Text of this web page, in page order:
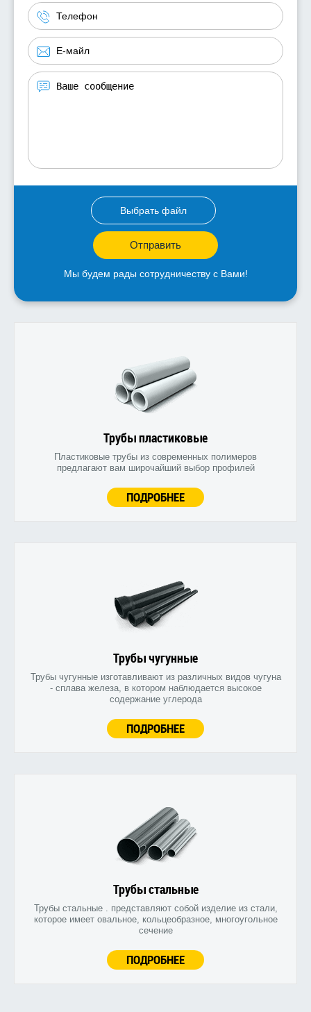
Выбрать файл
Отправить
Мы будем рады сотрудничеству с Вами!
Трубы пластиковые
Пластиковые трубы из современных полимеров
предлагают вам широчайший выбор профилей
ПОДРОБНЕЕ
Трубы чугунные
Трубы чугунные изготавливают из различных видов чугуна
- сплава железа, в котором наблюдается высокое
содержание углерода
ПОДРОБНЕЕ
Трубы стальные
Трубы стальные . представляют собой изделие из стали,
которое имеет овальное, кольцеобразное, многоугольное
сечение
ПОДРОБНЕЕ